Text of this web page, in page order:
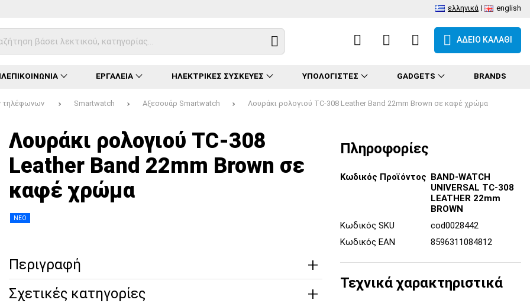
ελληνικά english
ΑΔΕΙΟ ΚΑΛΑΘΙ
Φόρτωση...
Φόρτωση...
Φόρτωση...
ΕΡΓΑΛΕΙΑ
Φόρτωση...
ΗΛΕΚΤΡΙΚΕΣ ΣΥΣΚΕΥΕΣ
Φόρτωση...
ΥΠΟΛΟΓΙΣΤΕΣ
Φόρτωση...
GADGETS
Φόρτωση...
BRANDS
τηλέφωνων Smartwatch Αξεσουάρ Smartwatch Λουράκι ρολογιού TC-308 Leather Band 22mm Brown σε καφέ χρώμα
Λουράκι ρολογιού TC-308
Leather Band 22mm Brown σε
καφέ χρώμα
ΝΕΟ
Περιγραφή
Σχετικές κατηγορίες
Πληροφορίες
Κωδικός Προϊόντος BAND-WATCH
UNIVERSAL TC-308
LEATHER 22mm
BROWN
Κωδικός SKU
cod0028442
Κωδικός EAN
8596311084812
Τεχνικά χαρακτηριστικά